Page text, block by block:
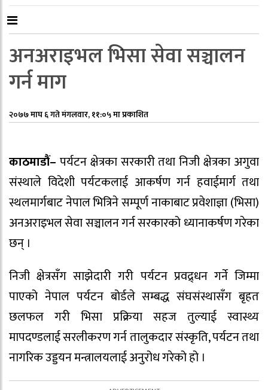
अनअराइभल भिसा सेवा सञ्चालन
गर्न माग
२०७७ माघ ६ गते मंगलवार, ११:०५ मा प्रकाशित
काठमाडौं– पर्यटन क्षेत्रका सरकारी तथा निजी क्षेत्रका अगुवा
संस्थाले विदेशी पर्यटकलाई आकर्षण गर्न हवाईमार्ग तथा
स्थलमार्गबाट नेपाल भित्रिने सम्पूर्ण नाकाबाट प्रवेशाज्ञा (भिसा)
अनअराइभल सेवा सञ्चालन गर्न सरकारको ध्यानाकर्षण गरेका
छन् ।
निजी क्षेत्रसँग साझेदारी गरी पर्यटन प्रवद्र्धन गर्ने जिम्मा
पाएको नेपाल पर्यटन बोर्डले सम्बद्ध संघसंस्थासँग बृहत
छलफल गरी भिसा प्रक्रिया सहज तुल्याई स्वास्थ्य
मापदण्डलाई सरलीकरण गर्न तालुकदार संस्कृति, पर्यटन तथा
नागरिक उड्डयन मन्त्रालयलाई अनुरोध गरेको हो ।